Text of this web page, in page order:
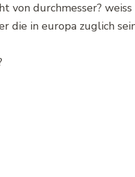
von durchmesser? weiss
die in europa zuglich